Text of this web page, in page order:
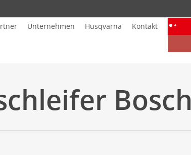
Unternehmen Husqvarna Kontakt
Bosch